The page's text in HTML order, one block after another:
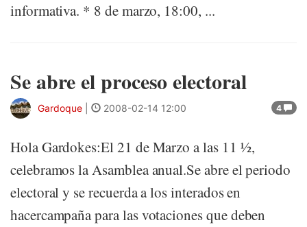
informativa. * 8 de marzo, 18:00, ...
Se abre el proceso electoral
4
Gardoque 2008-02-14 12:00
Hola Gardokes:El 21 de Marzo a las 11 ½,
celebramos la Asamblea anual.Se abre el periodo
electoral y se recuerda a los interados en
hacercampaña para las votaciones que deben